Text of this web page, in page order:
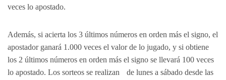
veces lo apostado.
Además, si acierta los 3 últimos números en orden más el signo, el
apostador ganará 1.000 veces el valor de lo jugado, y si obtiene
los 2 últimos números en orden más el signo se llevará 100 veces
lo apostado. Los sorteos se realizan de lunes a sábado desde las